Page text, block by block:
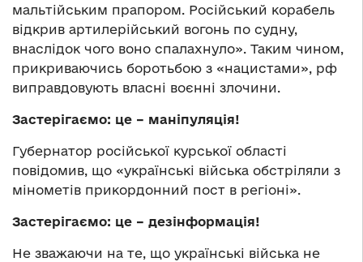
мальтійським прапором. Російський корабель
відкрив артилерійський вогонь по судну,
внаслідок чого воно спалахнуло». Таким чином,
прикриваючись боротьбою з «нацистами», рф
виправдовують власні воєнні злочини.
Застерігаємо: це – маніпуляція!
Губернатор російської курської області
повідомив, що «українські війська обстріляли з
мінометів прикордонний пост в регіоні».
Застерігаємо: це – дезінформація!
Не зважаючи на те, що українські війська не